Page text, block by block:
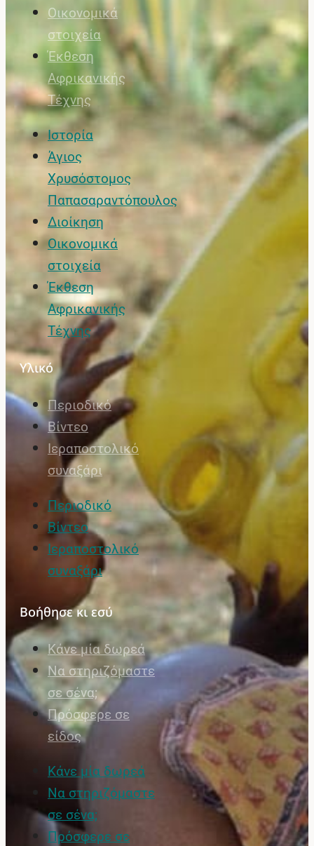
Οικονομικά
στοιχεία
Έκθεση
Αφρικανικής
Τέχνης
Ιστορία
Άγιος
Χρυσόστομος
Παπασαραντόπουλος
Διοίκηση
Οικονομικά
στοιχεία
Έκθεση
Αφρικανικής
Τέχνης
Υλικό
Περιοδικό
Βίντεο
Ιεραποστολικό
συναξάρι
Περιοδικό
Βίντεο
Ιεραποστολικό
συναξάρι
Βοήθησε κι εσύ
Κάνε μία δωρεά
Να στηριζόμαστε
σε σένα;
Πρόσφερε σε
είδος
Κάνε μία δωρεά
Να στηριζόμαστε
σε σένα;
Πρόσφερε σε